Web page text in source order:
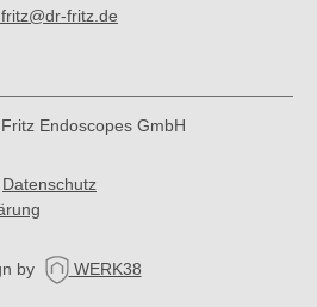
fritz.de
Endoscopes GmbH
Datenschutz
by WERK38